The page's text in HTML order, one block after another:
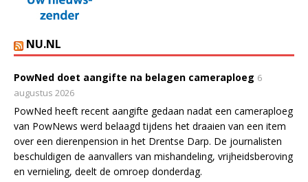
NU.NL
PowNed doet aangifte na belagen cameraploeg 6
augustus 2026
PowNed heeft recent aangifte gedaan nadat een cameraploeg
van PowNews werd belaagd tijdens het draaien van een item
over een dierenpension in het Drentse Darp. De journalisten
beschuldigen de aanvallers van mishandeling, vrijheidsberoving
en vernieling, deelt de omroep donderdag.